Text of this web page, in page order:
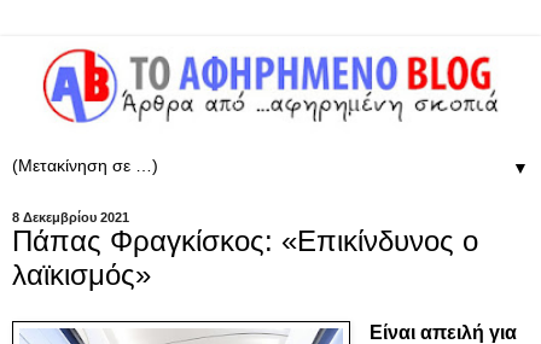
▼
8 Δεκεμβρίου 2021
Πάπας Φραγκίσκος: «Επικίνδυνος ο
λαϊκισμός»
Είναι απειλή για